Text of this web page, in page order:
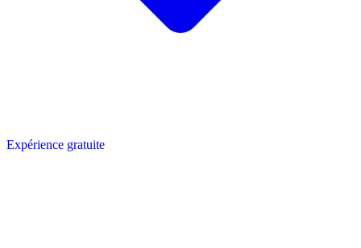
Expérience gratuite